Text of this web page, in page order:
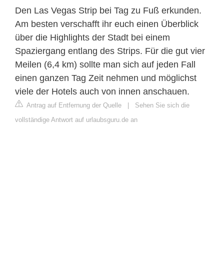
Den Las Vegas Strip bei Tag zu Fuß erkunden.
Am besten verschafft ihr euch einen Überblick
über die Highlights der Stadt bei einem
Spaziergang entlang des Strips. Für die gut vier
Meilen (6,4 km) sollte man sich auf jeden Fall
einen ganzen Tag Zeit nehmen und möglichst
viele der Hotels auch von innen anschauen.
Antrag auf Entfernung der Quelle | Sehen Sie sich die
vollständige Antwort auf urlaubsguru.de an